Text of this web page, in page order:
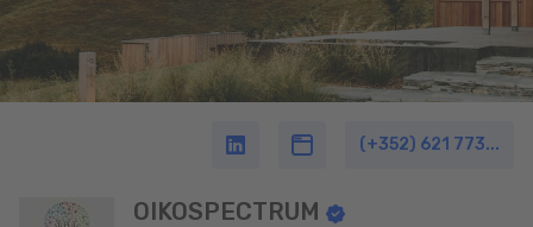
(+352) 621 773...
OIKOSPECTRUM